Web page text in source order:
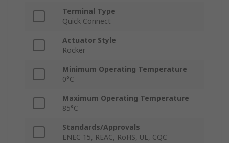
Terminal Type
Quick Connect
Actuator Style
Rocker
Minimum Operating Temperature
0°C
Maximum Operating Temperature
85°C
Standards/Approvals
ENEC 15, REAC, RoHS, UL, CQC